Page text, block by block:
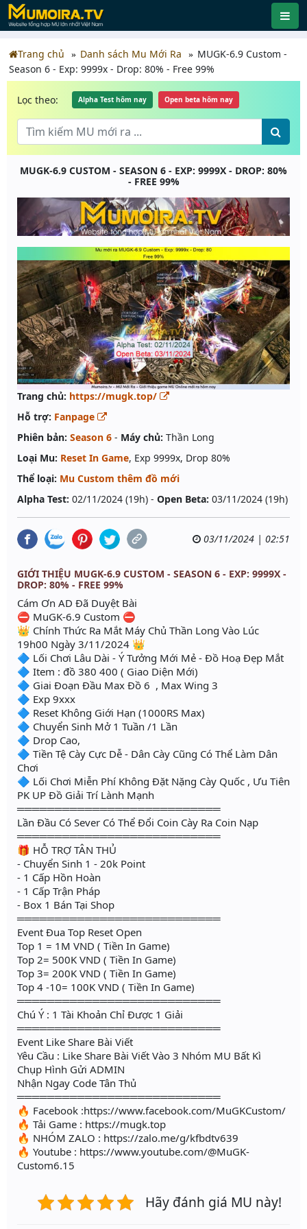
Trang chủ Danh sách Mu Mới Ra
MUGK-6.9 Custom -
Season 6 - Exp: 9999x - Drop: 80% - Free 99%
Lọc theo: Alpha Test hôm nay Open beta hôm nay
MUGK-6.9 CUSTOM - SEASON 6 - EXP: 9999X - DROP: 80%
- FREE 99%
Trang chủ: https://mugk.top/
Hỗ trợ: Fanpage
Phiên bản: Season 6 - Máy chủ: Thần Long
Loại Mu: Reset In Game, Exp 9999x, Drop 80%
Thể loại: Mu Custom thêm đồ mới
Alpha Test: 02/11/2024 (19h) - Open Beta: 03/11/2024 (19h)
03/11/2024 | 02:51
GIỚI THIỆU MUGK-6.9 CUSTOM - SEASON 6 - EXP: 9999X -
DROP: 80% - FREE 99%
Cám Ơn AD Đã Duyệt Bài
⛔ MuGK-6.9 Custom ⛔
👑 Chính Thức Ra Mắt Máy Chủ Thần Long Vào Lúc
19h00 Ngày 3/11/2024 👑
🔷 Lối Chơi Lâu Dài - Ý Tưởng Mới Mẻ - Đồ Hoạ Đẹp Mắt
🔷 Item : đồ 380 400 ( Giao Diện Mới)
🔷 Giai Đoạn Đầu Max Đồ 6 , Max Wing 3
🔷 Exp 9xxx
🔷 Reset Không Giới Hạn (1000RS Max)
🔷 Chuyển Sinh Mở 1 Tuần /1 Lần
🔷 Drop Cao,
🔷 Tiền Tệ Cày Cực Dễ - Dân Cày Cũng Có Thể Làm Dân
Chơi
🔷 Lối Chơi Miễn Phí Không Đặt Nặng Cày Quốc , Ưu Tiên
PK UP Đồ Giải Trí Lành Mạnh
═══════════════════════════
Lần Đầu Có Sever Có Thể Đổi Coin Cày Ra Coin Nạp
═══════════════════════════
🎁 HỖ TRỢ TÂN THỦ
- Chuyển Sinh 1 - 20k Point
- 1 Cấp Hồn Hoàn
- 1 Cấp Trận Pháp
- Box 1 Bán Tại Shop
═══════════════════════════
Event Đua Top Reset Open
Top 1 = 1M VND ( Tiền In Game)
Top 2= 500K VND ( Tiền In Game)
Top 3= 200K VND ( Tiền In Game)
Top 4 -10= 100K VND ( Tiền In Game)
═══════════════════════════
Chú Ý : 1 Tài Khoản Chỉ Được 1 Giải
═══════════════════════════
Event Like Share Bài Viết
Yêu Cầu : Like Share Bài Viết Vào 3 Nhóm MU Bất Kì
Chụp Hình Gửi ADMIN
Nhận Ngay Code Tân Thủ
═══════════════════════════
🔥 Facebook :https://www.facebook.com/MuGKCustom/
🔥 Tải Game : https://mugk.top
🔥 NHÓM ZALO : https://zalo.me/g/kfbdtv639
🔥 Youtube : https://www.youtube.com/@MuGK-
Custom6.15
Hãy đánh giá MU này!